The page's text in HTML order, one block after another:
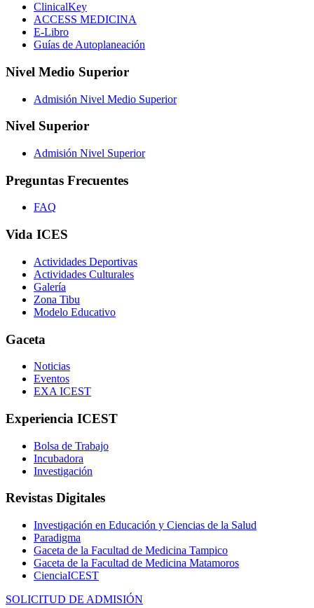
ClinicalKey
ACCESS MEDICINA
E-Libro
Guías de Autoplaneación
Nivel Medio Superior
Admisión Nivel Medio Superior
Nivel Superior
Admisión Nivel Superior
Preguntas Frecuentes
FAQ
Vida ICES
Actividades Deportivas
Actividades Culturales
Galería
Zona Tibu
Modelo Educativo
Gaceta
Noticias
Eventos
EXA ICEST
Experiencia ICEST
Bolsa de Trabajo
Incubadora
Investigación
Revistas Digitales
Investigación en Educación y Ciencias de la Salud
Paradigma
Gaceta de la Facultad de Medicina Tampico
Gaceta de la Facultad de Medicina Matamoros
CienciaICEST
SOLICITUD DE ADMISIÓN